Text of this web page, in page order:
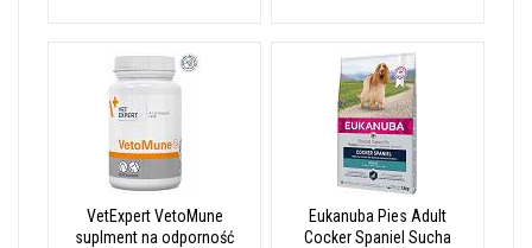
VetExpert VetoMune
suplment na odporność
Eukanuba Pies Adult
Cocker Spaniel Sucha